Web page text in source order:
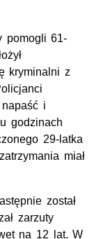
pomogli 61-
kryminalni z
i
godzinach
29-latka
miał
został
zarzuty
na 12 lat. W